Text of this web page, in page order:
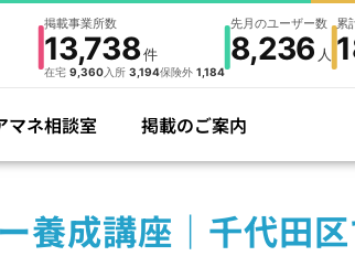
掲載事業所数
13,738件
在宅 9,360入所 3,194保険外 1,184
先月のユーザー数
8,236 人
累
マネ相談室 掲載のご案内
養成講座｜千代田